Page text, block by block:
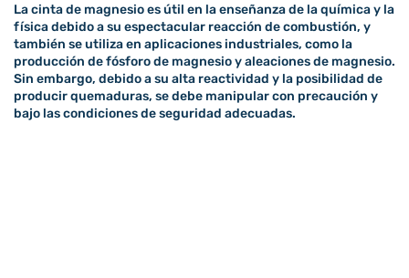
La cinta de magnesio es útil en la enseñanza de la química y la
física debido a su espectacular reacción de combustión, y
también se utiliza en aplicaciones industriales, como la
producción de fósforo de magnesio y aleaciones de magnesio.
Sin embargo, debido a su alta reactividad y la posibilidad de
producir quemaduras, se debe manipular con precaución y
bajo las condiciones de seguridad adecuadas.